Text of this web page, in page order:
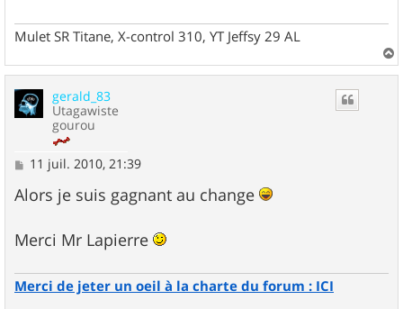
Mulet SR Titane, X-control 310, YT Jeffsy 29 AL
a
gerald_83
Utagawiste
gourou
M
s
s
g
e
11 juil. 2010, 21:39
Alors je suis gagnant au change
Merci Mr Lapierre
Merci de jeter un oeil à la charte du forum : ICI